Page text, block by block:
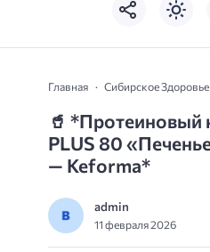
Главная Сибирское Здоровье
🥤 *Протеиновый
PLUS 80
— Keforma*
admin
11 февраля 2026